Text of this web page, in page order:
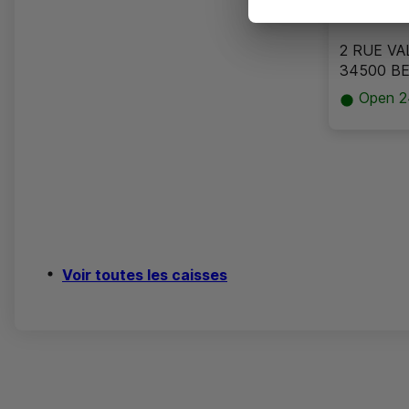
2 RUE
34500
Open
Voir toutes les caisses